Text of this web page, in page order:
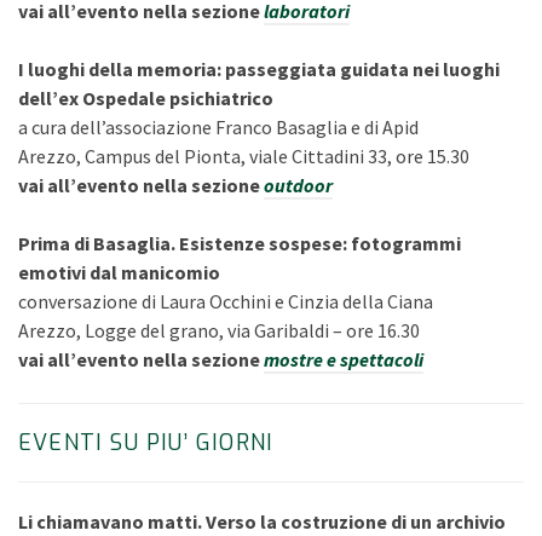
vai all’evento nella sezionelaboratori
I luoghi della memoria: passeggiata guidata nei luoghi
dell’ex Ospedale psichiatrico
a cura dell’associazione Franco Basaglia e di Apid
Arezzo, Campus del Pionta, viale Cittadini 33, ore 15.30
vai all’evento nella sezioneoutdoor
Prima di Basaglia. Esistenze sospese: fotogrammi
emotivi dal manicomio
conversazione di Laura Occhini e Cinzia della Ciana
Arezzo, Logge del grano, via Garibaldi – ore 16.30
vai all’evento nella sezionemostre e spettacoli
EVENTI SU PIU’ GIORNI
Li chiamavano matti. Verso la costruzione di un archivio